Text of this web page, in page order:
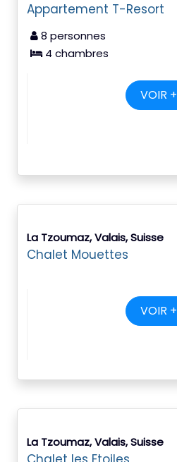
Appartement T-Resort
8 personnes
4 chambres
VOIR +
La Tzoumaz, Valais, Suisse
Chalet Mouettes
VOIR +
La Tzoumaz, Valais, Suisse